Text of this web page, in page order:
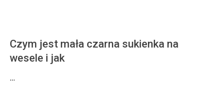
Czym jest mała czarna sukienka na
wesele i jak
…